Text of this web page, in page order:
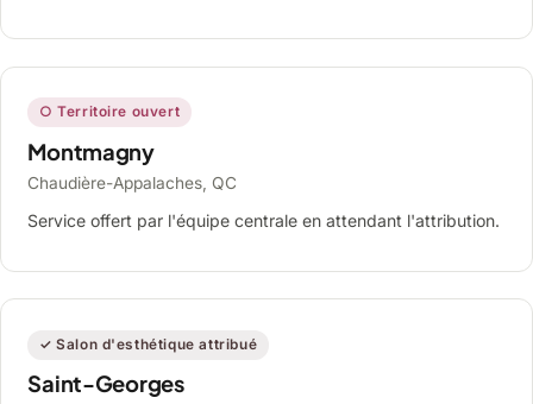
○ Territoire ouvert
Montmagny
Chaudière-Appalaches, QC
Service offert par l'équipe centrale en attendant l'attribution.
✓ Salon d'esthétique attribué
Saint-Georges